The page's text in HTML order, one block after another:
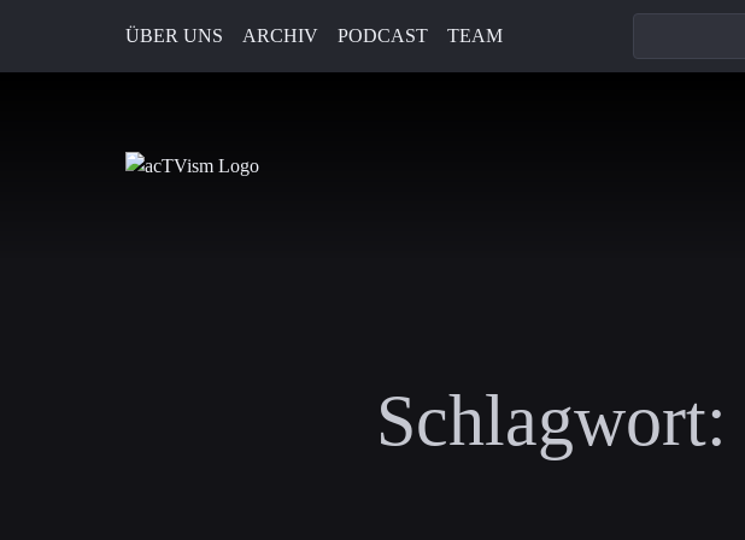
ÜBER UNS ARCHIV PODCAST TEAM
Schlagwort: